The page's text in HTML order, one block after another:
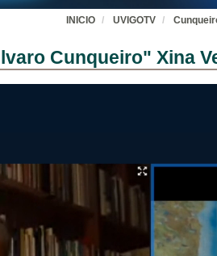
INICIO UVIGOTV
Cunqueiro" Xina